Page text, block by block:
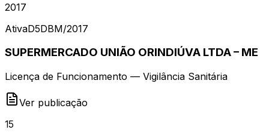
2017
AtivaD5DBM/2017
SUPERMERCADO UNIÃO ORINDIÚVA LTDA – ME
Licença de Funcionamento — Vigilância Sanitária
Ver publicação
15